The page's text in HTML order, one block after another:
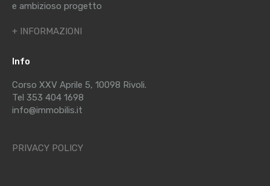
e ambizioso progetto
+ INFORMAZIONI
Info
Corso XXV Aprile 5, 10098 Rivoli.
Tel 353 404 1698
info@immobilis.it
PRIVACY POLICY